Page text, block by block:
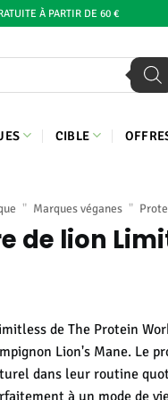
À PARTIR DE 60 €
CIBLE
" Marques véganes "
de lion
de The Protein
Lion's Mane. Le
dans leur routine
à un mode de